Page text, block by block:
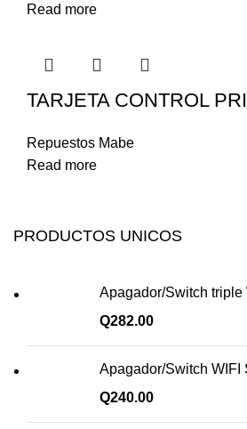
Read more
TARJETA CONTROL
Repuestos Mabe
Read more
PRODUCTOS UNICOS
Apagador/Switch triple
Q282.00
Apagador/Switch WIFI
Q240.00